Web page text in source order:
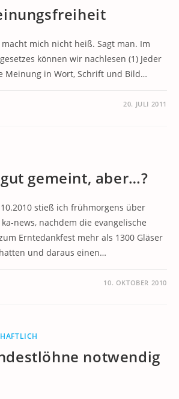
mich nicht heiß. Sagt man. Im
können wir nachlesen (1) Jeder
Meinung in Wort, Schrift und Bild…
20. JULI 2011
gemeint, aber…?
stieß ich frühmorgens über
news, nachdem die evangelische
Erntedankfest mehr als 1300 Gläser
und daraus einen…
10. OKTOBER 2010
notwendig